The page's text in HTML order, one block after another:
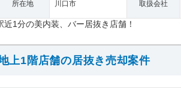
所在地 川口市 取扱会社
近1分の美内装、バー居抜き店舗！
上1階店舗の居抜き売却案件